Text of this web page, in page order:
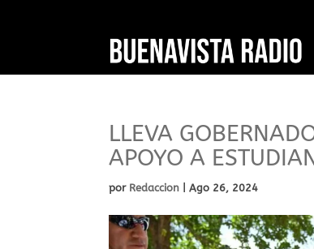
LLEVA
APOYO A
por Redaccion |Ago 26, 2024